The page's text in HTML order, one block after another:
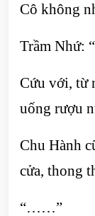
Cô không
Trầm
Cứu với, từ
uống rượu
Chu Hành
cửa, thong
“……”